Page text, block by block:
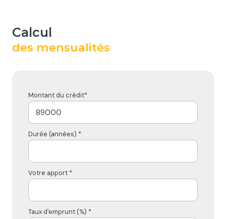
calcul
des mensualités
Montant du crédit*
Durée (années) *
Votre apport *
Taux d'emprunt (%) *